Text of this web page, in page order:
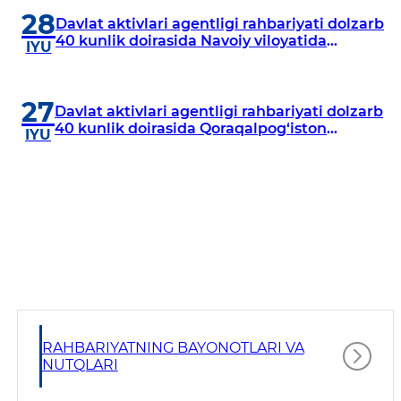
28
IYU
Davlat aktivlari agentligi rahbariyati dolzarb
40 kunlik doirasida Navoiy viloyatida
27
IYU
Davlat aktivlari agentligi rahbariyati dolzarb
40 kunlik doirasida Qoraqalpog‘iston
RAHBARIYATNING BAYONOTLARI VA
NUTQLARI